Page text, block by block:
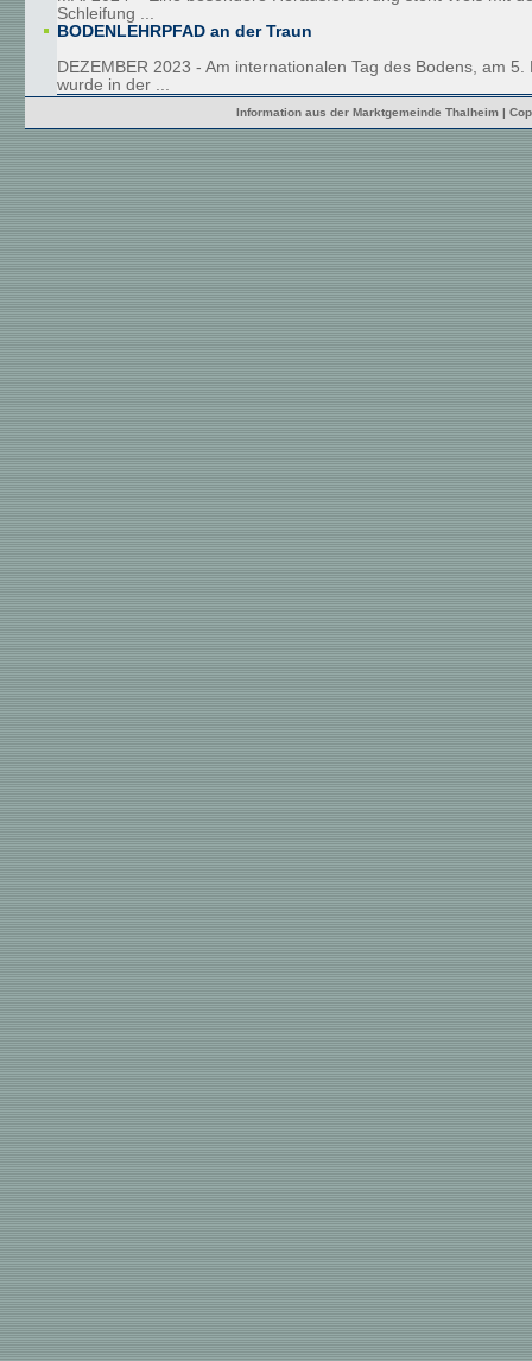
Schleifung ...
BODENLEHRPFAD an der Traun
DEZEMBER 2023 - Am internationalen Tag des Bodens, am 5.
wurde in der ...
Information aus der Marktgemeinde Thalheim |